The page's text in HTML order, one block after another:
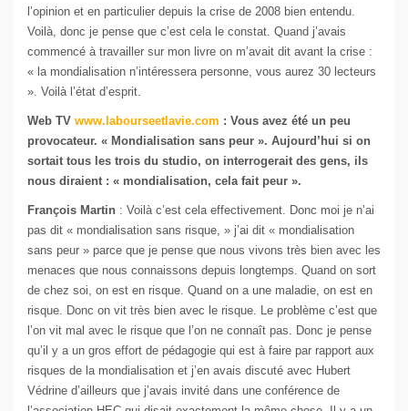
l’opinion et en particulier depuis la crise de 2008 bien entendu.
Voilà, donc je pense que c’est cela le constat. Quand j’avais
commencé à travailler sur mon livre on m’avait dit avant la crise :
« la mondialisation n’intéressera personne, vous aurez 30 lecteurs
». Voilà l’état d’esprit.
Web TV www.labourseetlavie.com : Vous avez été un peu
provocateur. « Mondialisation sans peur ». Aujourd’hui si on
sortait tous les trois du studio, on interrogerait des gens, ils
nous diraient : « mondialisation, cela fait peur ».
François Martin : Voilà c’est cela effectivement. Donc moi je n’ai
pas dit « mondialisation sans risque, » j’ai dit « mondialisation
sans peur » parce que je pense que nous vivons très bien avec les
menaces que nous connaissons depuis longtemps. Quand on sort
de chez soi, on est en risque. Quand on a une maladie, on est en
risque. Donc on vit très bien avec le risque. Le problème c’est que
l’on vit mal avec le risque que l’on ne connaît pas. Donc je pense
qu’il y a un gros effort de pédagogie qui est à faire par rapport aux
risques de la mondialisation et j’en avais discuté avec Hubert
Védrine d’ailleurs que j’avais invité dans une conférence de